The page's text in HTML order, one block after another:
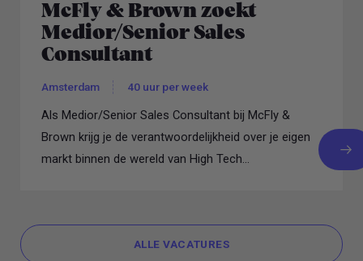
McFly & Brown zoekt
Medior/Senior Sales
Consultant
Amsterdam 40 uur per week
Als Medior/Senior Sales Consultant bij McFly &
Brown krijg je de verantwoordelijkheid over je eigen
markt binnen de wereld van High Tech...
ALLE VACATURES